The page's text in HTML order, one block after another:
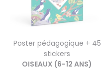
Poster pédagogique + 45
stickers
OISEAUX (6-12 ANS)